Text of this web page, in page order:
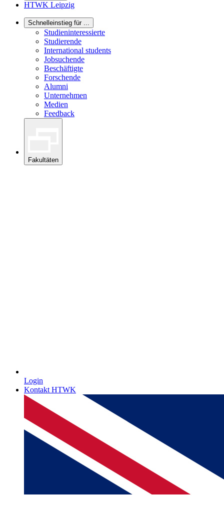
HTWK Leipzig
Schnelleinstieg für ...
Studieninteressierte
Studierende
International students
Jobsuchende
Beschäftigte
Forschende
Alumni
Unternehmen
Medien
Feedback
Fakultäten
Login
Kontakt HTWK